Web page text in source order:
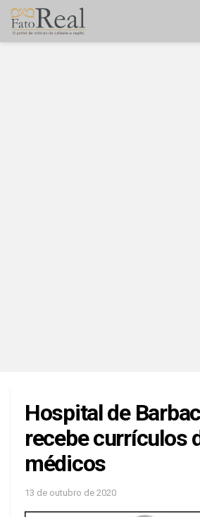
Hospital de
recebe currículos
médicos
13 de outubro de 2020